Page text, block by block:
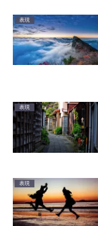
表現
表現
表現